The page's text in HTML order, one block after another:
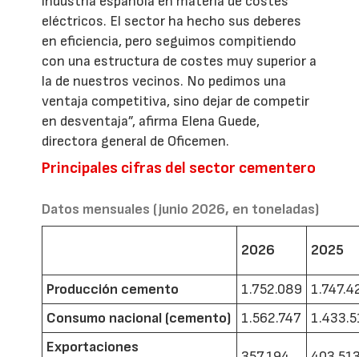
eléctricos. El sector ha hecho sus deberes
en eficiencia, pero seguimos compitiendo
con una estructura de costes muy superior a
la de nuestros vecinos. No pedimos una
ventaja competitiva, sino dejar de competir
en desventaja”, afirma Elena Guede,
directora general de Oficemen.
Principales cifras del sector cementero
Datos mensuales (junio 2026, en toneladas)
2026 2025
Producción cemento 1.752.089
Consumo nacional (cemento)
1.562.747
Exportaciones